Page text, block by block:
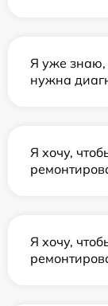
Я уже знаю,
нужна
Я хочу,
Я хочу,